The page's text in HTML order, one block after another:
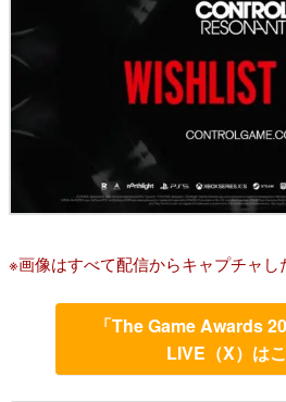
※画像はすべて配信からキャプチャし
「The Game Awards
LIVE（X）は